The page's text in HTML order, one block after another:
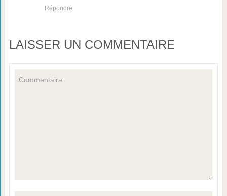
Répondre
LAISSER UN COMMENTAIRE